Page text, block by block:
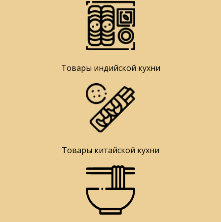
Товары индийской кухни
Товары китайской кухни